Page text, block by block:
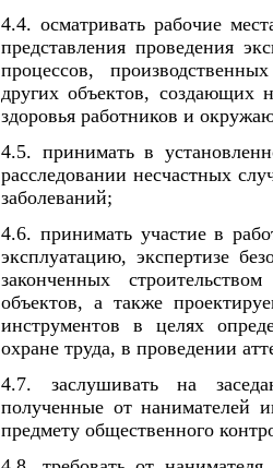
4.4. осматривать рабочие
представления проведения
процессов,
других объектов, создающих
здоровья работников и
4.5. принимать в
расследовании несчастных
заболеваний;
4.6. принимать участие в
эксплуатацию, экспертизе
законченных
объектов, а также
инструментов в целях
охране труда, в проведении
4.7. заслушивать на
полученные от нанимателей
предмету общественного